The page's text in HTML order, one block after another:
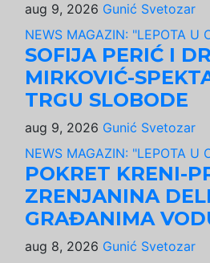
aug 9, 2026 Gunić Svetozar
NEWS MAGAZIN: "LEPOTA U
SOFIJA PERIĆ I
MIRKOVIĆ-
TRGU SLOBODE
aug 9, 2026 Gunić Svetozar
NEWS MAGAZIN: "LEPOTA U
POKRET KRENI-
ZRENJANINA
GRAĐANIMA
aug 8, 2026 Gunić Svetozar